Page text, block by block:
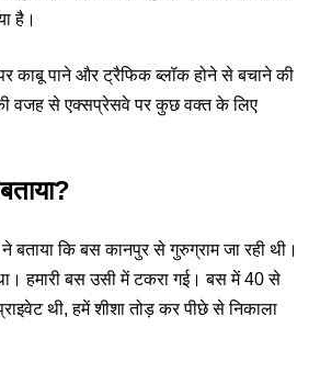
है।
काबू पाने और ट्रैफिक ब्लॉक होने से बचाने की
वजह से एक्सप्रेसवे पर कुछ वक्त के लिए
ने बताया कि बस कानपुर से गुरुग्राम जा रही थी।
हमारी बस उसी में टकरा गई। बस में 40 से
थी, हमें शीशा तोड़ कर पीछे से निकाला